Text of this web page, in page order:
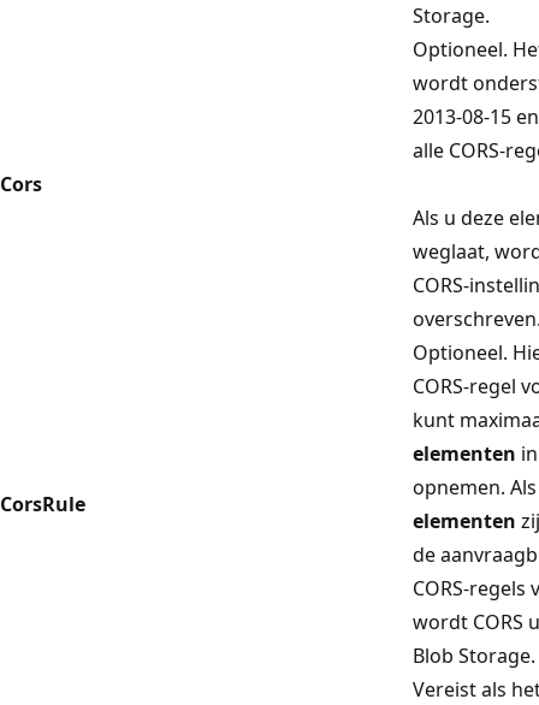
Storage.
Cors
Optioneel.
wordt
2013-08-15
alle CORS-
Als u deze
weglaat,
CORS-
CorsRule
Optioneel.
CORS-regel
kunt
elementen
opnemen.
elementen
de
CORS-
wordt CORS
Blob Storage.
Vereist als